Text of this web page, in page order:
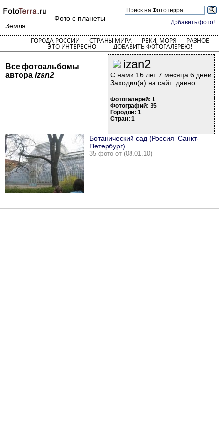
Добавить фото!
Фото с планеты
Земля
ГОРОДА РОССИИ СТРАНЫ МИРА РЕКИ, МОРЯ РАЗНОЕ
ЭТО ИНТЕРЕСНО ДОБАВИТЬ ФОТОГАЛЕРЕЮ!
izan2
С нами 16 лет 7 месяца 6 дней
Заходил(а) на сайт: давно
Фотогалерей: 1
Фотографий: 35
Городов: 1
Стран: 1
Все фотоальбомы
автора izan2
Ботанический сад (Россия, Санкт-
Петербург)
35 фото от (08.01.10)